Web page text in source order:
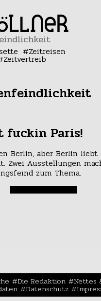
Zeitreisen
Zeitvertreib
fuckin Paris!
Berlin, aber Berlin liebt
Zwei Ausstellungen
zum Thema.
Die Redaktion Nettes
Datenschutz